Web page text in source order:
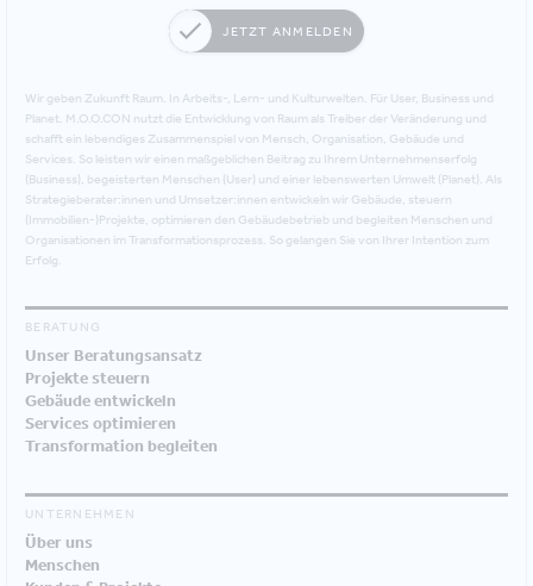
JETZT ANMELDEN
Wir geben Zukunft Raum. In Arbeits-, Lern- und Kulturwelten. Für User, Business und
Planet. M.O.O.CON nutzt die Entwicklung von Raum als Treiber der Veränderung und
schafft ein lebendiges Zusammenspiel von Mensch, Organisation, Gebäude und
Services. So leisten wir einen maßgeblichen Beitrag zu Ihrem Unternehmenserfolg
(Business), begeisterten Menschen (User) und einer lebenswerten Umwelt (Planet). Als
Strategieberater:innen und Umsetzer:innen entwickeln wir Gebäude, steuern
(Immobilien-)Projekte, optimieren den Gebäudebetrieb und begleiten Menschen und
Organisationen im Transformationsprozess. So gelangen Sie von Ihrer Intention zum
Erfolg.
BERATUNG
Unser Beratungsansatz
Projekte steuern
Gebäude entwickeln
Services optimieren
Transformation begleiten
UNTERNEHMEN
Über uns
Menschen